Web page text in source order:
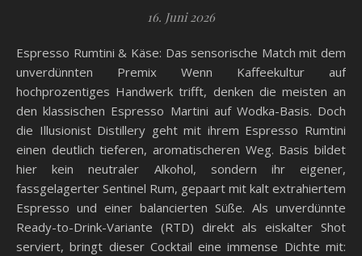
16. Juni 2026
Espresso Rumtini & Käse: Das sensorische Match mit dem
unverdünnten Premix Wenn Kaffeekultur auf
hochprozentiges Handwerk trifft, denken die meisten an
den klassischen Espresso Martini auf Wodka-Basis. Doch
die Illusionist Distillery geht mit ihrem Espresso Rumtini
einen deutlich tieferen, aromatischeren Weg. Basis bildet
hier kein neutraler Alkohol, sondern ihr eigener,
fassgelagerter Sentinel Rum, gepaart mit kalt extrahiertem
Espresso und einer balancierten Süße. Als unverdünnte
Ready-to-Drink-Variante (RTD) direkt als eiskalter Shot
serviert, bringt dieser Cocktail eine immense Dichte mit: